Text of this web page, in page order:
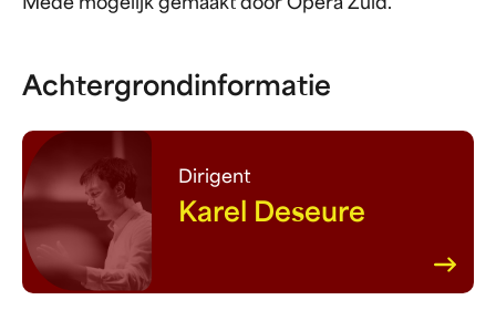
Mede mogelijk gemaakt door Opera Zuid.
Achtergrondinformatie
Dirigent
Karel Deseure